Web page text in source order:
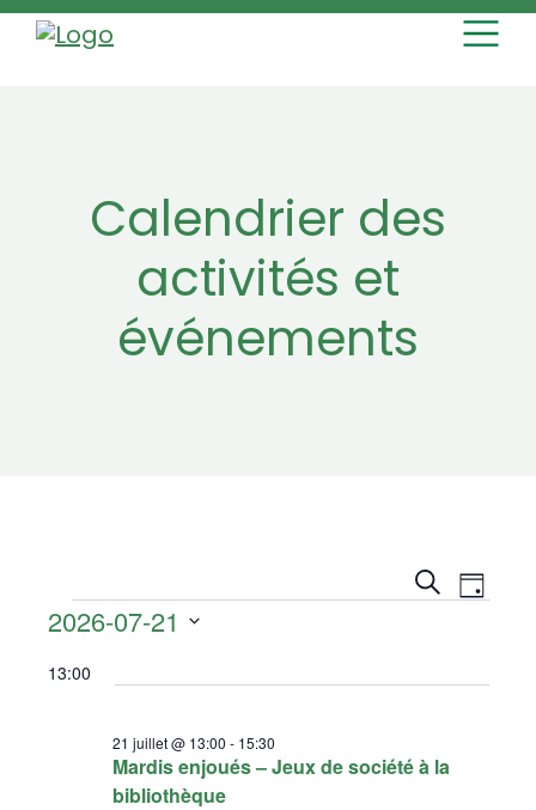
Skip to content MAIN
Calendrier des
activités et
événements
DE
Recherche
Jour
Évènements
2026-07-21
une
13:00
Mardis enjoués – Jeux de société à la
bibliothèque
21 juillet @ 13:00 - 15:30